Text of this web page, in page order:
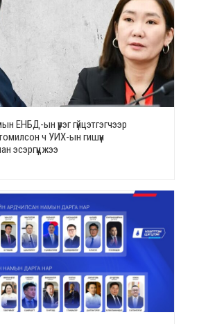
ЕНБД-ын үүрэг гүйцэтгэгчээр
ч УИХ-ын гишүүн
эсэргүүцжээ